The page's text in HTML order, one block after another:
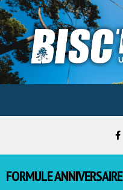
FORMULE ANNIVERSAIRE